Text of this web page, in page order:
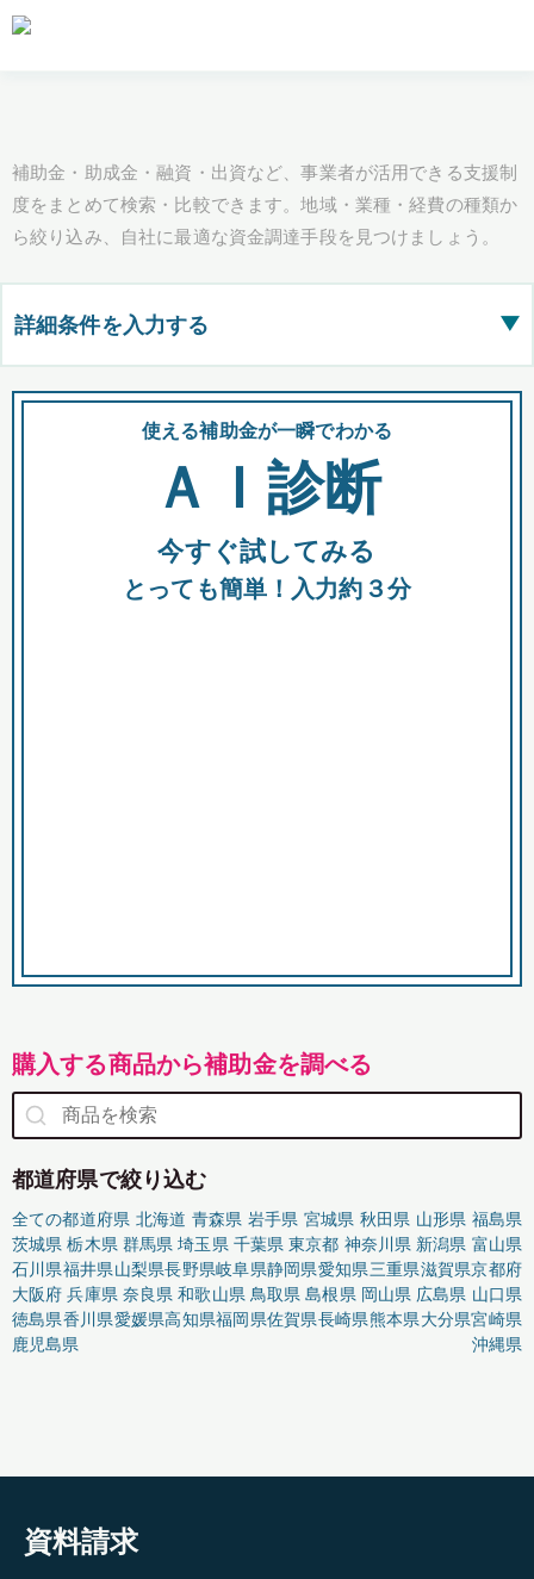
補助金・助成金・融資・出資など、事業者が活用できる支援制
度をまとめて検索・比較できます。地域・業種・経費の種類か
ら絞り込み、自社に最適な資金調達手段を見つけましょう。
詳細条件を入力する ▶
都道府県
全国の検索結果を含めて表示
助成金 融資 出資
使える補助金が一瞬でわかる
ＡＩ診断
今すぐ試してみる
とっても簡単！入力約３分
購入する商品から補助金を調べる
都道府県で絞り込む
全ての都道府県 北海道 青森県 岩手県 宮城県 秋田県 山形県 福島県
茨城県 栃木県 群馬県 埼玉県 千葉県 東京都 神奈川県 新潟県 富山県
石川県福井県山梨県長野県岐阜県静岡県愛知県三重県滋賀県京都府
大阪府 兵庫県 奈良県 和歌山県 鳥取県 島根県 岡山県 広島県 山口県
徳島県香川県愛媛県高知県福岡県佐賀県長崎県熊本県大分県宮崎県
鹿児島県
沖縄県
資料請求